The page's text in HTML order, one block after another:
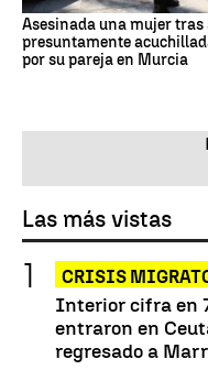
Asesinada una mujer tras
presuntamente
por su pareja en Murcia
Las más vistas
CRISIS
Interior cifra en
entraron en
regresado a